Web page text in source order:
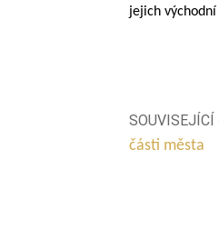
jejich východní
SOUVISEJÍCÍ
části města